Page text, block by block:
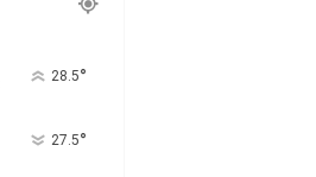
28.5°
27.5°